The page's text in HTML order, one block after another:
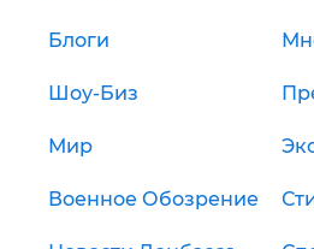
Блоги
Шоу-Биз
Мир
Военное Обозрение